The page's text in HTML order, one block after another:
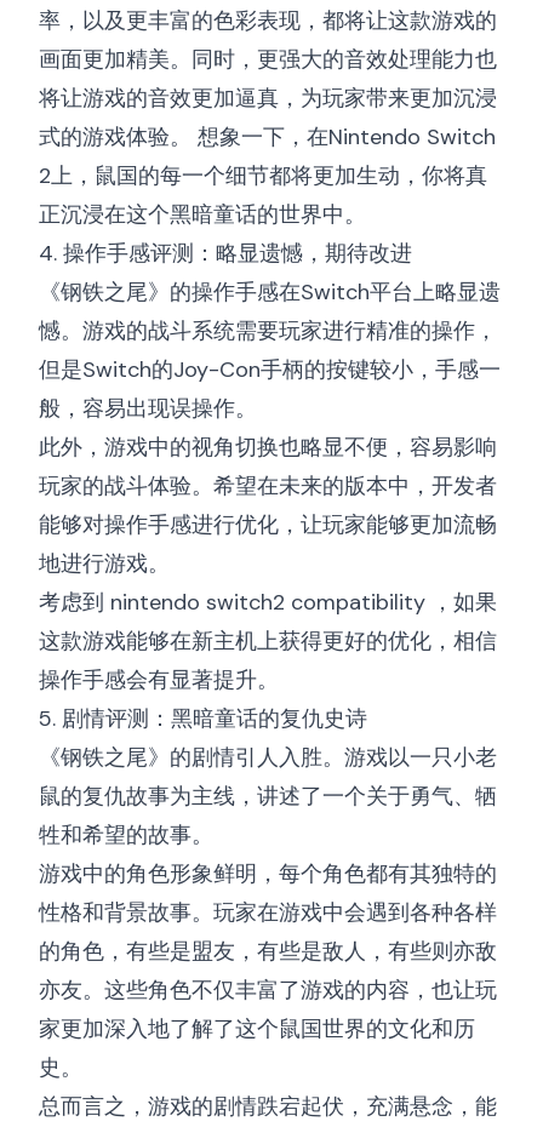
率，以及更丰富的色彩表现，都将让这款游戏的
画面更加精美。同时，更强大的音效处理能力也
将让游戏的音效更加逼真，为玩家带来更加沉浸
式的游戏体验。 想象一下，在Nintendo Switch
2上，鼠国的每一个细节都将更加生动，你将真
正沉浸在这个黑暗童话的世界中。
4. 操作手感评测：略显遗憾，期待改进
《钢铁之尾》的操作手感在Switch平台上略显遗
憾。游戏的战斗系统需要玩家进行精准的操作，
但是Switch的Joy-Con手柄的按键较小，手感一
般，容易出现误操作。
此外，游戏中的视角切换也略显不便，容易影响
玩家的战斗体验。希望在未来的版本中，开发者
能够对操作手感进行优化，让玩家能够更加流畅
地进行游戏。
考虑到 nintendo switch2 compatibility ，如果
这款游戏能够在新主机上获得更好的优化，相信
操作手感会有显著提升。
5. 剧情评测：黑暗童话的复仇史诗
《钢铁之尾》的剧情引人入胜。游戏以一只小老
鼠的复仇故事为主线，讲述了一个关于勇气、牺
牲和希望的故事。
游戏中的角色形象鲜明，每个角色都有其独特的
性格和背景故事。玩家在游戏中会遇到各种各样
的角色，有些是盟友，有些是敌人，有些则亦敌
亦友。这些角色不仅丰富了游戏的内容，也让玩
家更加深入地了解了这个鼠国世界的文化和历
史。
总而言之，游戏的剧情跌宕起伏，充满悬念，能